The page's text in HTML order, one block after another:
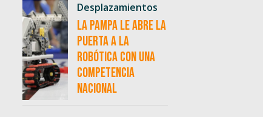
Desplazamientos
La Pampa le abre la
puerta a la
robótica con una
competencia
nacional